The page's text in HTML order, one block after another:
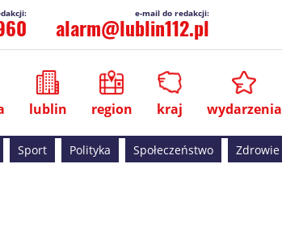
alarm@lublin112.pl
lublin region kraj wydarzenia
Sport Polityka Społeczeństwo Zdrowie